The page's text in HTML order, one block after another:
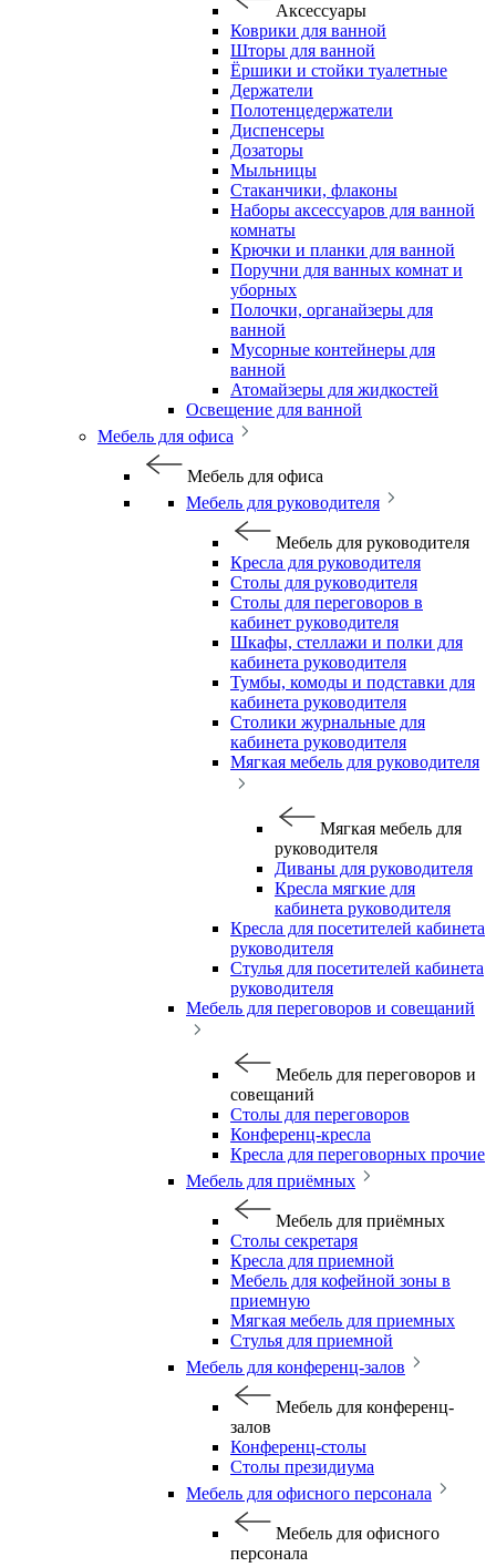
Аксессуары
Коврики для ванной
Шторы для ванной
Ёршики и стойки туалетные
Держатели
Полотенцедержатели
Диспенсеры
Дозаторы
Мыльницы
Стаканчики, флаконы
Наборы аксессуаров для ванной
комнаты
Крючки и планки для ванной
Поручни для ванных комнат и
уборных
Полочки, органайзеры для
ванной
Мусорные контейнеры для
ванной
Атомайзеры для жидкостей
Освещение для ванной
Мебель для офиса
Мебель для офиса
Мебель для руководителя
Мебель для руководителя
Кресла для руководителя
Столы для руководителя
Столы для переговоров в
кабинет руководителя
Шкафы, стеллажи и полки для
кабинета руководителя
Тумбы, комоды и подставки для
кабинета руководителя
Столики журнальные для
кабинета руководителя
Мягкая мебель для руководителя
Мягкая мебель для
руководителя
Диваны для руководителя
Кресла мягкие для
кабинета руководителя
Кресла для посетителей кабинета
руководителя
Стулья для посетителей кабинета
руководителя
Мебель для переговоров и совещаний
Мебель для переговоров и
совещаний
Столы для переговоров
Конференц-кресла
Кресла для переговорных прочие
Мебель для приёмных
Мебель для приёмных
Столы секретаря
Кресла для приемной
Мебель для кофейной зоны в
приемную
Мягкая мебель для приемных
Стулья для приемной
Мебель для конференц-залов
Мебель для конференц-
залов
Конференц-столы
Столы президиума
Мебель для офисного персонала
Мебель для офисного
персонала